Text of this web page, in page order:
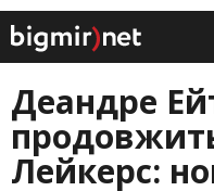
Деандре
Лейкерс: